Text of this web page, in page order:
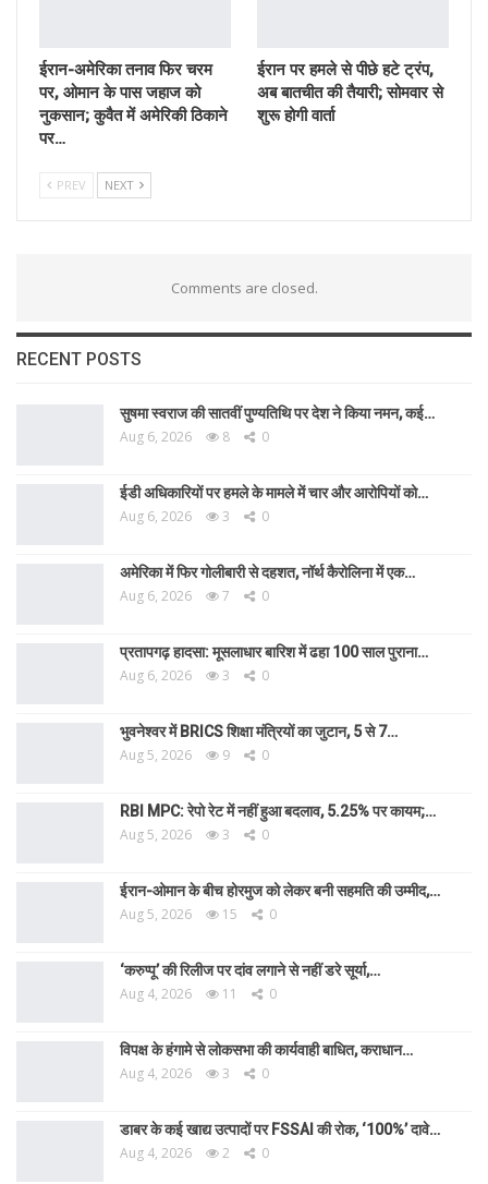
ईरान-अमेरिका तनाव फिर चरम
पर, ओमान के पास जहाज को
नुकसान; कुवैत में अमेरिकी ठिकाने
पर…
ईरान पर हमले से पीछे हटे ट्रंप,
अब बातचीत की तैयारी; सोमवार से
शुरू होगी वार्ता
PREV NEXT
Comments are closed.
RECENT POSTS
सुषमा स्वराज की सातवीं पुण्यतिथि पर देश ने किया नमन, कई…
Aug 6, 2026 8 0
ईडी अधिकारियों पर हमले के मामले में चार और आरोपियों को…
Aug 6, 2026 3 0
अमेरिका में फिर गोलीबारी से दहशत, नॉर्थ कैरोलिना में एक…
Aug 6, 2026 7 0
प्रतापगढ़ हादसा: मूसलाधार बारिश में ढहा 100 साल पुराना…
Aug 6, 2026 3 0
भुवनेश्वर में BRICS शिक्षा मंत्रियों का जुटान, 5 से 7…
Aug 5, 2026 9 0
RBI MPC: रेपो रेट में नहीं हुआ बदलाव, 5.25% पर कायम;…
Aug 5, 2026 3 0
ईरान-ओमान के बीच होरमुज को लेकर बनी सहमति की उम्मीद,…
Aug 5, 2026 15 0
‘करुप्पू’ की रिलीज पर दांव लगाने से नहीं डरे सूर्या,…
Aug 4, 2026 11 0
विपक्ष के हंगामे से लोकसभा की कार्यवाही बाधित, कराधान…
Aug 4, 2026 3 0
डाबर के कई खाद्य उत्पादों पर FSSAI की रोक, ‘100%’ दावे…
Aug 4, 2026 2 0